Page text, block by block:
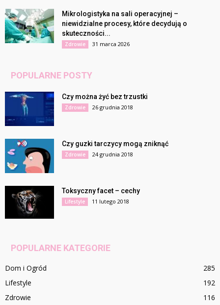
Mikrologistyka na sali operacyjnej –
niewidzialne procesy, które decydują o
skuteczności...
Zdrowie 31 marca 2026
POPULARNE POSTY
Czy można żyć bez trzustki
Zdrowie 26 grudnia 2018
Czy guzki tarczycy mogą zniknąć
Zdrowie 24 grudnia 2018
Toksyczny facet – cechy
Lifestyle 11 lutego 2018
POPULARNE KATEGORIE
Dom i Ogród
285
Lifestyle
192
Zdrowie
116